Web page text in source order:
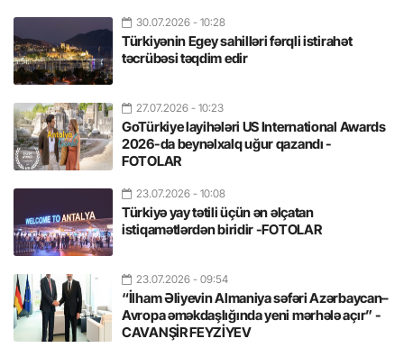
30.07.2026 - 10:28
Türkiyənin Egey sahilləri fərqli istirahət
təcrübəsi təqdim edir
27.07.2026 - 10:23
GoTürkiye layihələri US International Awards
2026-da beynəlxalq uğur qazandı -
FOTOLAR
23.07.2026 - 10:08
Türkiyə yay tətili üçün ən əlçatan
istiqamətlərdən biridir -FOTOLAR
23.07.2026 - 09:54
“İlham Əliyevin Almaniya səfəri Azərbaycan–
Avropa əməkdaşlığında yeni mərhələ açır” -
CAVANŞİR FEYZİYEV